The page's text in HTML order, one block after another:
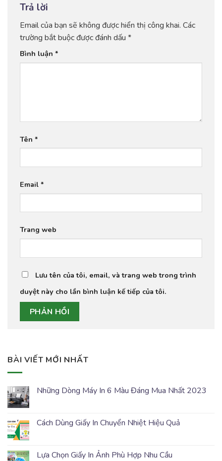
Trả lời
Email của bạn sẽ không được hiển thị công khai. Các
trường bắt buộc được đánh dấu *
Bình luận *
Tên *
Email *
Trang web
Lưu tên của tôi, email, và trang web trong trình
duyệt này cho lần bình luận kế tiếp của tôi.
BÀI VIẾT MỚI NHẤT
Những Dòng Máy In 6 Màu Đáng Mua Nhất 2023
Cách Dùng Giấy In Chuyển Nhiệt Hiệu Quả
Lựa Chọn Giấy In Ảnh Phù Hợp Nhu Cầu